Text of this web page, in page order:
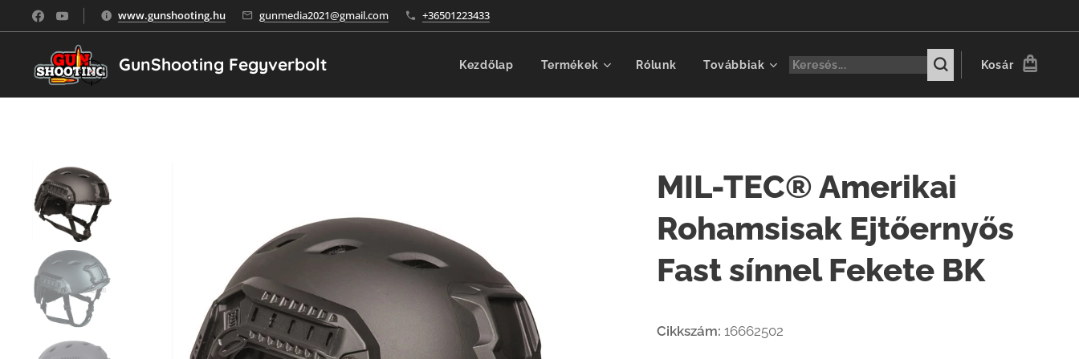
www.gunshooting.hu gunmedia2021@gmail.com +36501223433
GunShooting Fegyverbolt Kezdőlap Termékek Rólunk Továbbiak Kosár
MIL-TEC® Amerikai
Rohamsisak Ejtőernyős
Fast sínnel Fekete BK
Cikkszám: 16662502